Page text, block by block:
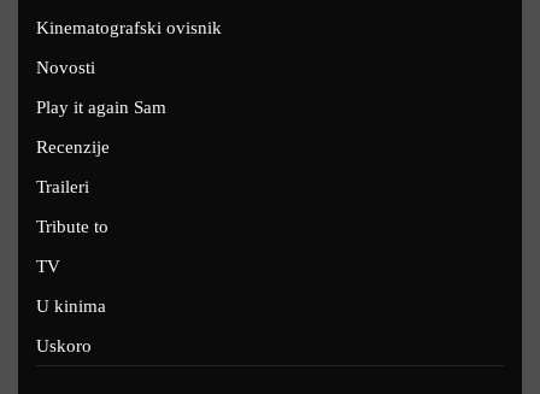
Kinematografski ovisnik
Novosti
Play it again Sam
Recenzije
Traileri
Tribute to
TV
U kinima
Uskoro